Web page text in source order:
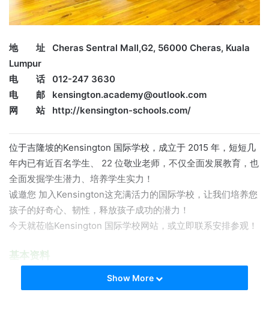
地 址 Cheras Sentral Mall,G2, 56000 Cheras, Kuala
Lumpur
电 话 012-247 3630
电 邮 kensington.academy@outlook.com
网 站 http://kensington-schools.com/
位于吉隆坡的Kensington 国际学校，成立于 2015 年，短短几
年内已有近百名学生、 22 位敬业老师，不仅全面发展教育，也
全面发掘学生潜力、培养学生实力！
诚邀您 加入Kensington这充满活力的国际学校，让我们培养您
孩子的好奇心、韧性，释放孩子成功的潜力！
今天就莅临Kensington 国际学校网站，或立即联系安排参观！
基本资料
现任校长：Ms. Farah Hazleen Binti Hamzah
Show More